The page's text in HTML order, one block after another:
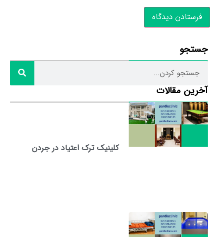
جستجو
آخرین مقالات
کلینیک ترک اعتیاد در جردن